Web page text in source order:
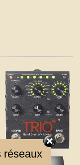
réseaux